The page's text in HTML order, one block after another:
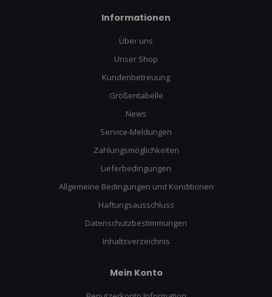
Informationen
Über uns
Unser Shop
Kundenbetreuung
Größentabelle
News
Service-Meldungen
Zahlungsmöglichkeiten
Lieferbedingungen
Allgemeine Bedingungen und Konditionen
Haftungsausschluss
Datenschutzbestimmungen
Inhaltsverzeichnis
Mein Konto